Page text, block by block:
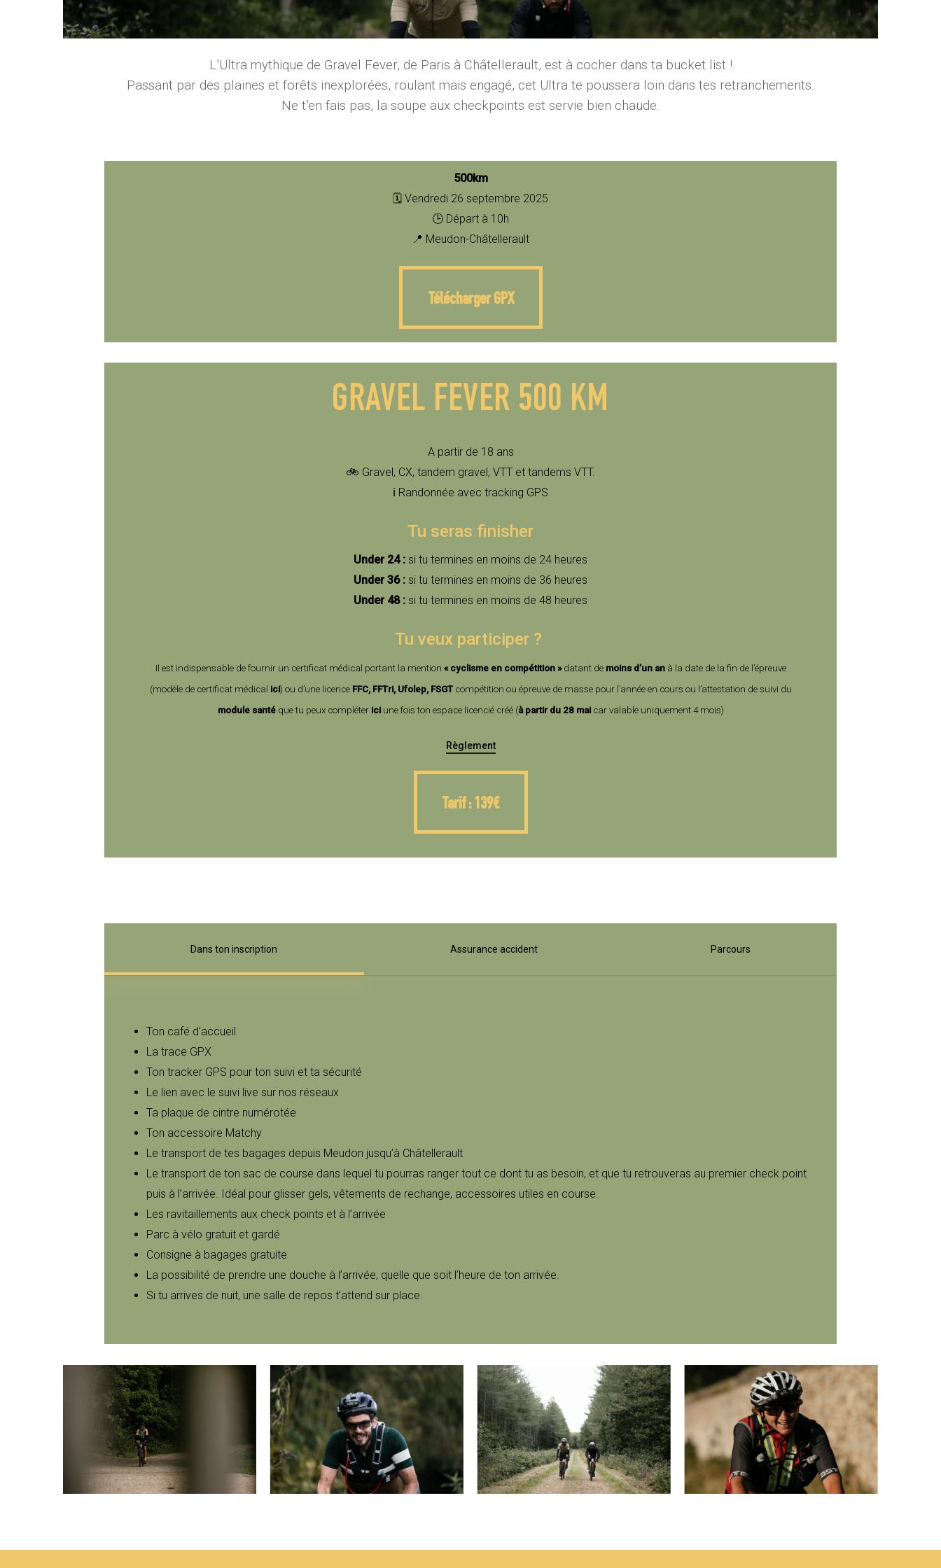
L’Ultra mythique de Gravel Fever, de Paris à Châtellerault, est à cocher dans ta bucket list !
Passant par des plaines et forêts inexplorées, roulant mais engagé, cet Ultra te poussera loin dans tes retranchements.
Ne t’en fais pas, la soupe aux checkpoints est servie bien chaude.
500km
🗓️ Vendredi 26 septembre 2025
🕒 Départ à 10h
📍 Meudon-Châtellerault
Télécharger GPX
Télécharger GPX
GRAVEL FEVER 500 KM
A partir de 18 ans
🚲 Gravel, CX, tandem gravel, VTT et tandems VTT.
ℹ️ Randonnée avec tracking GPS
Tu seras finisher
Under 24 : si tu termines en moins de 24 heures
Under 36 : si tu termines en moins de 36 heures
Under 48 : si tu termines en moins de 48 heures
Tu veux participer ?
Il est indispensable de fournir un certificat médical portant la mention « cyclisme en compétition »datant de moins d’un anà la date de la fin de l’épreuve
(modèle de certificat médical ici) ou d’unelicenceFFC, FFTri, Ufolep, FSGTcompétition ou épreuve de masse pour l’année en cours ou l’attestation de suivi du
module santéque tu peux compléter ici une fois ton espace licencié créé (à partir du 28 maicar valable uniquement 4 mois)
Règlement
Tarif : 139€
Tarif : 139€
Dans ton inscription Assurance accident Parcours
Ton café d’accueil
La trace GPX
Ton tracker GPS pour ton suivi et ta sécurité
Le lien avec le suivi live sur nos réseaux
Ta plaque de cintre numérotée
Ton accessoire Matchy
Le transport de tes bagages depuis Meudon jusqu’à Châtellerault
Le transport de ton sac de course dans lequel tu pourras ranger tout ce dont tu as besoin, et que tu retrouveras au premier check point
puis à l’arrivée. Idéal pour glisser gels, vêtements de rechange, accessoires utiles en course.
Les ravitaillements aux check points et à l’arrivée
Parc à vélo gratuit et gardé
Consigne à bagages gratuite
La possibilité de prendre une douche à l’arrivée, quelle que soit l’heure de ton arrivée.
Si tu arrives de nuit, une salle de repos t’attend sur place.​